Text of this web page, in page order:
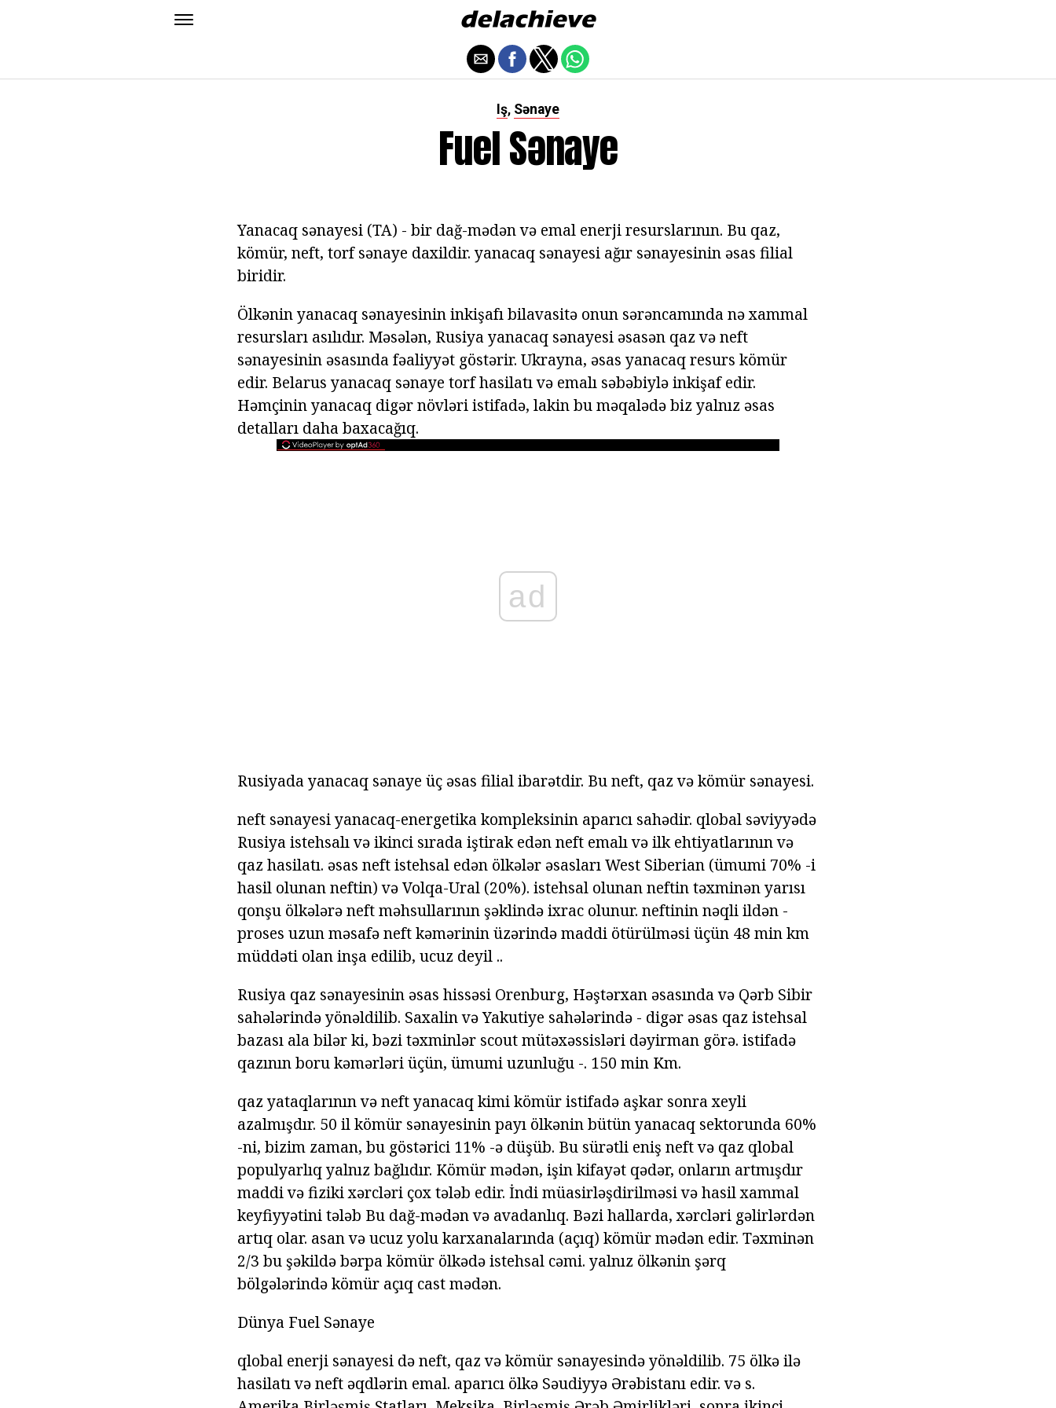
Iş, Sənaye
Fuel Sənaye
Yanacaq sənayesi (TA) - bir dağ-mədən və emal enerji resurslarının. Bu qaz,
kömür, neft, torf sənaye daxildir. yanacaq sənayesi ağır sənayesinin əsas filial
biridir.
Ölkənin yanacaq sənayesinin inkişafı bilavasitə onun sərəncamında nə xammal
resursları asılıdır. Məsələn, Rusiya yanacaq sənayesi əsasən qaz və neft
sənayesinin əsasında fəaliyyət göstərir. Ukrayna, əsas yanacaq resurs kömür
edir. Belarus yanacaq sənaye torf hasilatı və emalı səbəbiylə inkişaf edir.
Həmçinin yanacaq digər növləri istifadə, lakin bu məqalədə biz yalnız əsas
detalları daha baxacağıq.
ad
Rusiyada yanacaq sənaye üç əsas filial ibarətdir. Bu neft, qaz və kömür sənayesi.
neft sənayesi yanacaq-energetika kompleksinin aparıcı sahədir. qlobal səviyyədə
Rusiya istehsalı və ikinci sırada iştirak edən neft emalı və ilk ehtiyatlarının və
qaz hasilatı. əsas neft istehsal edən ölkələr əsasları West Siberian (ümumi 70% -i
hasil olunan neftin) və Volqa-Ural (20%). istehsal olunan neftin təxminən yarısı
qonşu ölkələrə neft məhsullarının şəklində ixrac olunur. neftinin nəqli ildən -
proses uzun məsafə neft kəmərinin üzərində maddi ötürülməsi üçün 48 min km
müddəti olan inşa edilib, ucuz deyil ..
Rusiya qaz sənayesinin əsas hissəsi Orenburg, Həştərxan əsasında və Qərb Sibir
sahələrində yönəldilib. Saxalin və Yakutiye sahələrində - digər əsas qaz istehsal
bazası ala bilər ki, bəzi təxminlər scout mütəxəssisləri dəyirman görə. istifadə
qazının boru kəmərləri üçün, ümumi uzunluğu -. 150 min Km.
qaz yataqlarının və neft yanacaq kimi kömür istifadə aşkar sonra xeyli
azalmışdır. 50 il kömür sənayesinin payı ölkənin bütün yanacaq sektorunda 60%
-ni, bizim zaman, bu göstərici 11% -ə düşüb. Bu sürətli eniş neft və qaz qlobal
populyarlıq yalnız bağlıdır. Kömür mədən, işin kifayət qədər, onların artmışdır
maddi və fiziki xərcləri çox tələb edir. İndi müasirləşdirilməsi və hasil xammal
keyfiyyətini tələb Bu dağ-mədən və avadanlıq. Bəzi hallarda, xərcləri gəlirlərdən
artıq olar. asan və ucuz yolu karxanalarında (açıq) kömür mədən edir. Təxminən
2/3 bu şəkildə bərpa kömür ölkədə istehsal cəmi. yalnız ölkənin şərq
bölgələrində kömür açıq cast mədən.
Dünya Fuel Sənaye
qlobal enerji sənayesi də neft, qaz və kömür sənayesində yönəldilib. 75 ölkə ilə
hasilatı və neft əqdlərin emal. aparıcı ölkə Səudiyyə Ərəbistanı edir. və s.